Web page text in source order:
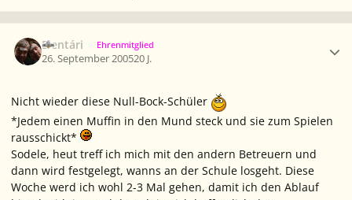
Elentári Ehrenmitglied
26. September 200520 J.
Nicht wieder diese Null-Bock-Schüler
*Jedem einen Muffin in den Mund steck und sie zum Spielen
rausschickt*
Sodele, heut treff ich mich mit den andern Betreuern und
dann wird festgelegt, wanns an der Schule losgeht. Diese
Woche werd ich wohl 2-3 Mal gehen, damit ich den Ablauf